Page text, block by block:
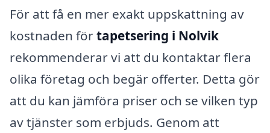
För att få en mer exakt uppskattning av
kostnaden förtapetsering i Nolvik
rekommenderar vi att du kontaktar flera
olika företag och begär offerter. Detta gör
att du kan jämföra priser och se vilken typ
av tjänster som erbjuds. Genom att